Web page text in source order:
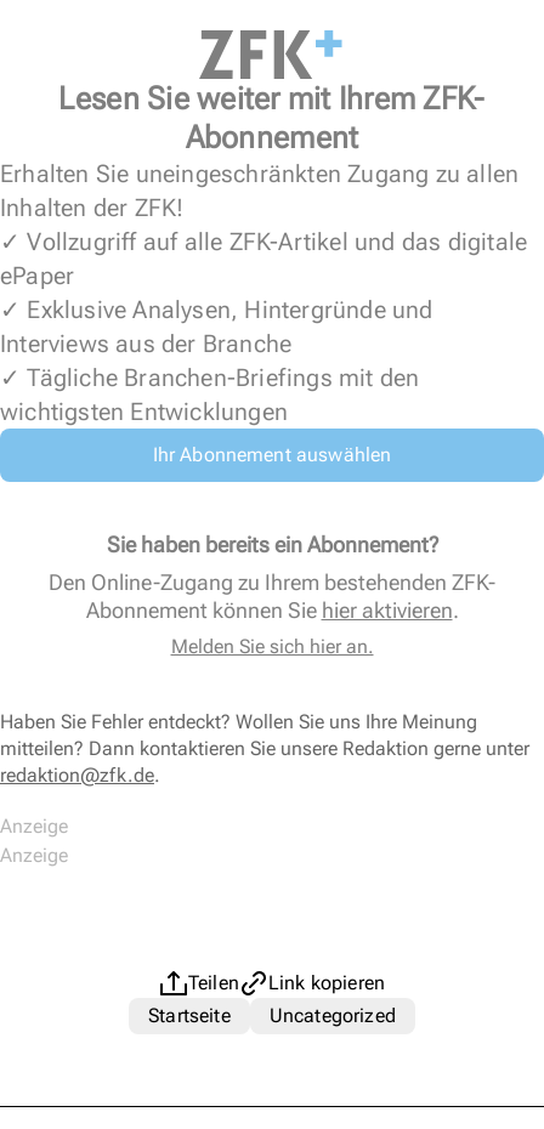
Lesen Sie weiter mit Ihrem ZFK-
Abonnement
Erhalten Sie uneingeschränkten Zugang zu allen
Inhalten der ZFK!
✓ Vollzugriff auf alle ZFK-Artikel und das digitale
ePaper
✓ Exklusive Analysen, Hintergründe und
Interviews aus der Branche
✓ Tägliche Branchen-Briefings mit den
wichtigsten Entwicklungen
Ihr Abonnement auswählen
Sie haben bereits ein Abonnement?
Den Online-Zugang zu Ihrem bestehenden ZFK-
Abonnement können Sie hier aktivieren.
Melden Sie sich hier an.
Haben Sie Fehler entdeckt? Wollen Sie uns Ihre Meinung
mitteilen? Dann kontaktieren Sie unsere Redaktion gerne unter
redaktion@zfk.de.
Teilen
Link kopieren
Startseite
Uncategorized